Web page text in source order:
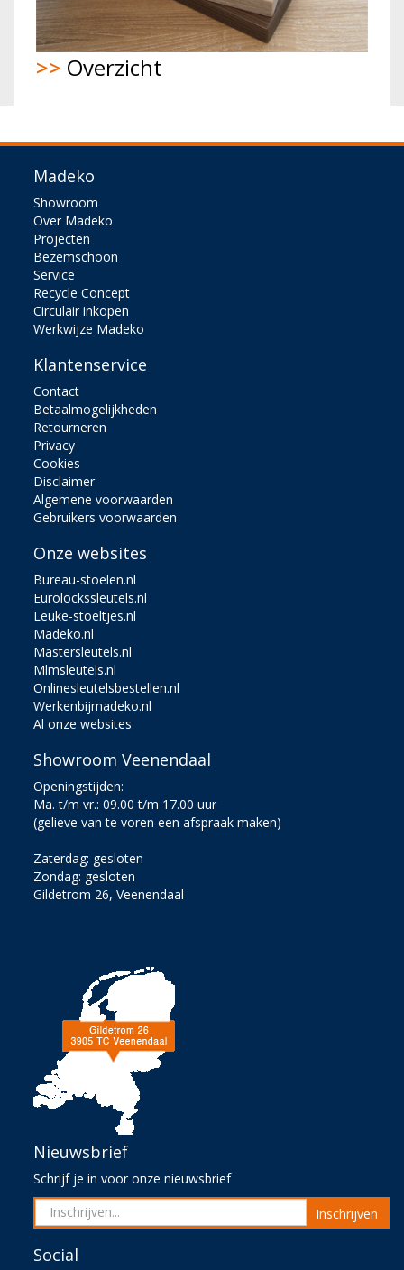
>> Overzicht
Madeko
Showroom
Over Madeko
Projecten
Bezemschoon
Service
Recycle Concept
Circulair inkopen
Werkwijze Madeko
Klantenservice
Contact
Betaalmogelijkheden
Retourneren
Privacy
Cookies
Disclaimer
Algemene voorwaarden
Gebruikers voorwaarden
Onze websites
Bureau-stoelen.nl
Eurolockssleutels.nl
Leuke-stoeltjes.nl
Madeko.nl
Mastersleutels.nl
Mlmsleutels.nl
Onlinesleutelsbestellen.nl
Werkenbijmadeko.nl
Al onze websites
Showroom Veenendaal
Openingstijden:
Ma. t/m vr.: 09.00 t/m 17.00 uur
(gelieve van te voren een afspraak maken)
Zaterdag: gesloten
Zondag: gesloten
Gildetrom 26, Veenendaal
Nieuwsbrief
Schrijf je in voor onze nieuwsbrief
Inschrijven
Social